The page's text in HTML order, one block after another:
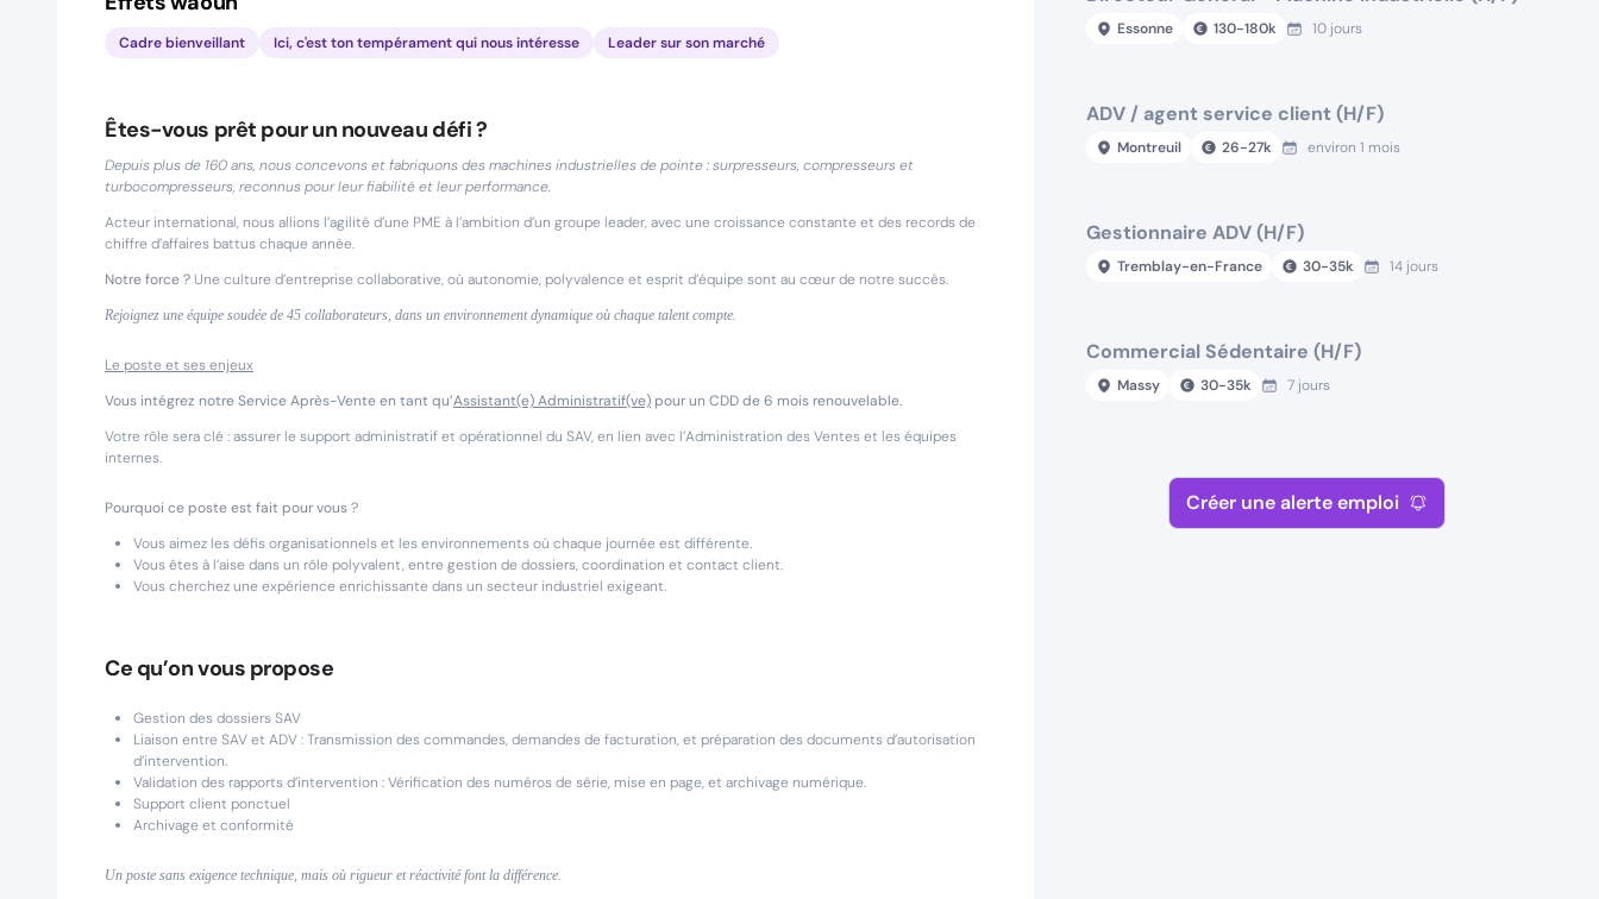
Cadre bienveillant Ici, c'est ton tempérament qui nous intéresse Leader sur son marché
Êtes-vous prêt pour un nouveau défi ?
Depuis plus de 160 ans, nous concevons et fabriquons des machines industrielles de pointe : surpresseurs, compresseurs et
turbocompresseurs, reconnus pour leur fiabilité et leur performance.
Acteur international, nous allions l’agilité d’une PME à l’ambition d’un groupe leader, avec une croissance constante et des records de
chiffre d’affaires battus chaque année.
Notre force ? Une culture d’entreprise collaborative, où autonomie, polyvalence et esprit d’équipe sont au cœur de notre succès.
Rejoignez une équipe soudée de 45 collaborateurs, dans un environnement dynamique où chaque talent compte.
Le poste et ses enjeux
Vous intégrez notre Service Après-Vente en tant qu’Assistant(e) Administratif(ve) pour un CDD de 6 mois renouvelable.
Votre rôle sera clé : assurer le support administratif et opérationnel du SAV, en lien avec l’Administration des Ventes et les équipes
internes.
Pourquoi ce poste est fait pour vous ?
Vous aimez les défis organisationnels et les environnements où chaque journée est différente.
Vous êtes à l’aise dans un rôle polyvalent, entre gestion de dossiers, coordination et contact client.
Vous cherchez une expérience enrichissante dans un secteur industriel exigeant.
Ce qu’on vous propose
Gestion des dossiers SAV
Liaison entre SAV et ADV : Transmission des commandes, demandes de facturation, et préparation des documents d’autorisation
d’intervention.
Validation des rapports d’intervention : Vérification des numéros de série, mise en page, et archivage numérique.
Support client ponctuel
Archivage et conformité
Un poste sans exigence technique, mais où rigueur et réactivité font la différence.
Essonne 130-180k 10 jours
ADV / agent service client (H/F)
Montreuil 26-27k environ 1 mois
Gestionnaire ADV (H/F)
Tremblay-en-France 30-35k 14 jours
Commercial Sédentaire (H/F)
Massy 30-35k 7 jours
Créer une alerte emploi